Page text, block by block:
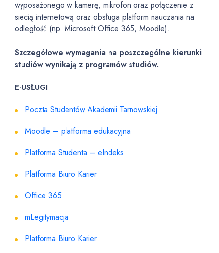
wyposażonego w kamerę, mikrofon oraz połączenie z
siecią internetową oraz obsługa platform nauczania na
odległość (np. Microsoft Office 365, Moodle).
Szczegółowe wymagania na poszczególne kierunki
studiów wynikają z programów studiów.
E-USŁUGI
Poczta Studentów Akademii Tarnowskiej
Moodle – platforma edukacyjna
Platforma Studenta – eIndeks
Platforma Biuro Karier
Office 365
mLegitymacja
Platforma Biuro Karier